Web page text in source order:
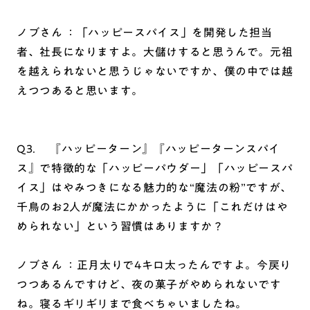
ノブさん ：「ハッピースパイス」を開発した担当
者、社長になりますよ。大儲けすると思うんで。元祖
を越えられないと思うじゃないですか、僕の中では越
えつつあると思います。
Q3. 『ハッピーターン』『ハッピーターンスパイ
ス』で特徴的な「ハッピーパウダー」「ハッピースパ
イス」はやみつきになる魅力的な“魔法の粉”ですが、
千鳥のお2人が魔法にかかったように「これだけはや
められない」という習慣はありますか？
ノブさん ：正月太りで4キロ太ったんですよ。今戻り
つつあるんですけど、夜の菓子がやめられないです
ね。寝るギリギリまで食べちゃいましたね。